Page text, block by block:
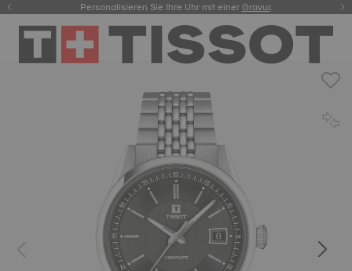
Personalisieren Sie Ihre Uhr mit einerGravur.
hier.